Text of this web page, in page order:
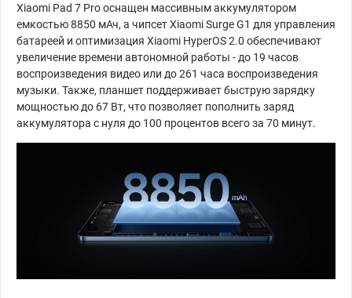
Xiaomi Pad 7 Pro оснащен массивным аккумулятором
емкостью 8850 мАч, а чипсет Xiaomi Surge G1 для управления
батареей и оптимизация Xiaomi HyperOS 2.0 обеспечивают
увеличение времени автономной работы - до 19 часов
воспроизведения видео или до 261 часа воспроизведения
музыки. Также, планшет поддерживает быструю зарядку
мощностью до 67 Вт, что позволяет пополнить заряд
аккумулятора с нуля до 100 процентов всего за 70 минут.